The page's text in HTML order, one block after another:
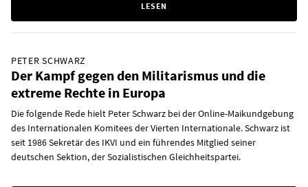
LESEN
PETER SCHWARZ
Der Kampf gegen den Militarismus und die
extreme Rechte in Europa
Die folgende Rede hielt Peter Schwarz bei der Online-Maikundgebung
des Internationalen Komitees der Vierten Internationale. Schwarz ist
seit 1986 Sekretär des IKVI und ein führendes Mitglied seiner
deutschen Sektion, der Sozialistischen Gleichheitspartei.